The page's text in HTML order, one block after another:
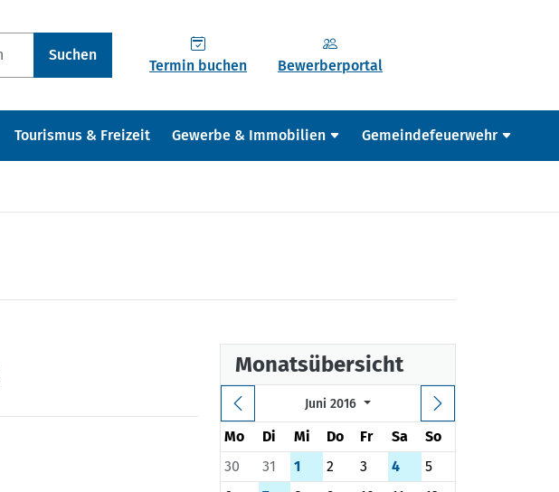
Suchen
Termin buchen Bewerberportal
Tourismus & Freizeit Gewerbe & Immobilien Gemeindefeuerwehr
Monatsübersicht
Juni 2016
Mo Di Mi Do Fr Sa
So
30
31 1 2 3 4
5